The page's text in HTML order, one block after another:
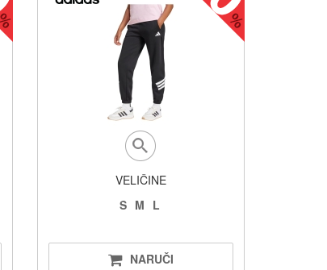
VELIČINE
S M L
NARUČI